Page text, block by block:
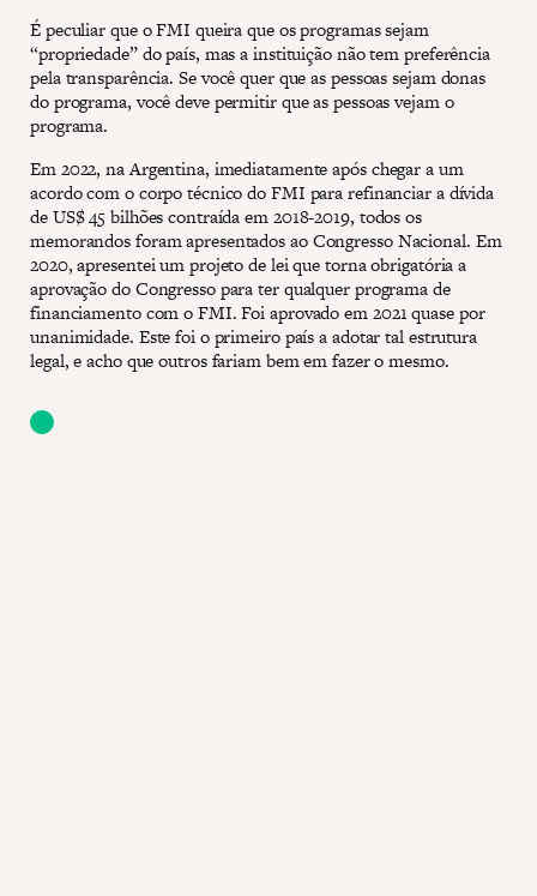
É peculiar que o FMI queira que os programas sejam
“propriedade” do país, mas a instituição não tem preferência
pela transparência. Se você quer que as pessoas sejam donas
do programa, você deve permitir que as pessoas vejam o
programa.
Em 2022, na Argentina, imediatamente após chegar a um
acordo com o corpo técnico do FMI para refinanciar a dívida
de US$ 45 bilhões contraída em 2018-2019, todos os
memorandos foram apresentados ao Congresso Nacional. Em
2020, apresentei um projeto de lei que torna obrigatória a
aprovação do Congresso para ter qualquer programa de
financiamento com o FMI. Foi aprovado em 2021 quase por
unanimidade. Este foi o primeiro país a adotar tal estrutura
legal, e acho que outros fariam bem em fazer o mesmo.